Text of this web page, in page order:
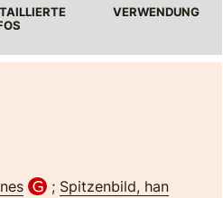
VERWENDUNG
; Spitzenbild, han